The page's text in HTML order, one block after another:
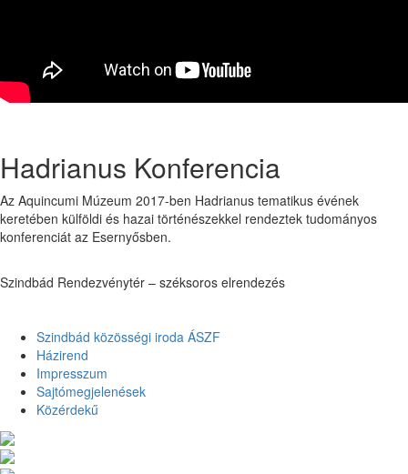
Hadrianus Konferencia
Az Aquincumi Múzeum 2017-ben Hadrianus tematikus évének
keretében külföldi és hazai történészekkel rendeztek tudományos
konferenciát az Esernyősben.
Szindbád Rendezvénytér – széksoros elrendezés
Szindbád közösségi iroda ÁSZF
Házirend
Impresszum
Sajtómegjelenések
Közérdekű